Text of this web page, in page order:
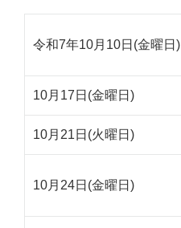
令和7年10月10日(金曜日)
10月17日(金曜日)
10月21日(火曜日)
10月24日(金曜日)